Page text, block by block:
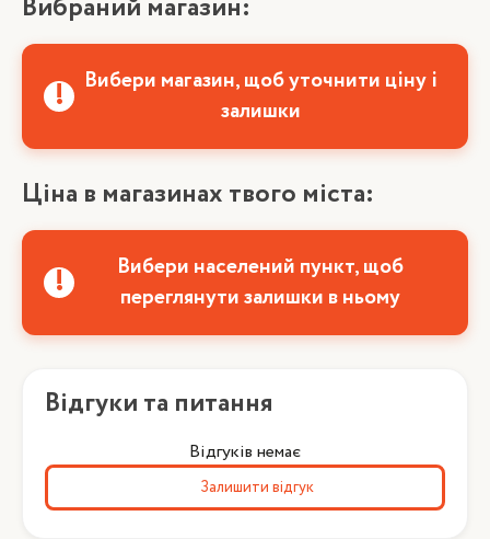
Вибраний магазин:
Вибери магазин, щоб уточнити ціну і
залишки
Ціна в магазинах твого міста:
Вибери населений пункт, щоб
переглянути залишки в ньому
Відгуки та питання
Відгуків немає
Залишити відгук